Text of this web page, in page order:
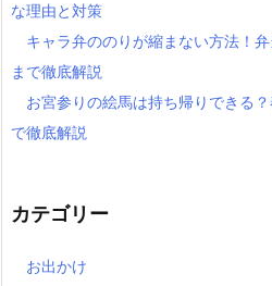
な理由と対策
キャラ弁ののりが縮まない方法！
まで徹底解説
お宮参りの絵馬は持ち帰りできる
で徹底解説
カテゴリー
お出かけ